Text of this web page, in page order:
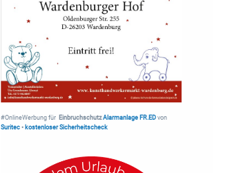
#OnlineWerbung für Einbruchschutz Alarmanlage FR.ED von
Suritec• kostenloser Sicherheitscheck